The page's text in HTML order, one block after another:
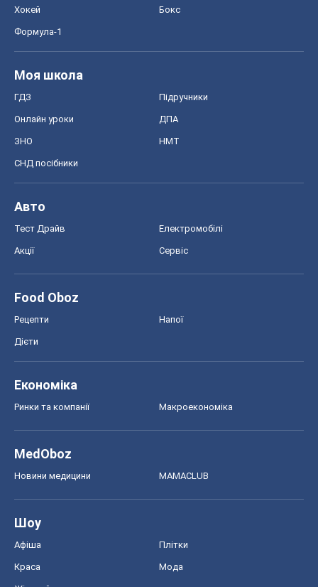
Хокей Бокс
Формула-1
Моя школа
ГДЗ Підручники
Онлайн уроки ДПА
ЗНО НМТ
СНД посібники
Авто
Тест Драйв Електромобілі
Акції Сервіс
Food Oboz
Рецепти Напої
Дієти
Економіка
Ринки та компанії Макроекономіка
MedOboz
Новини медицини MAMACLUB
Шоу
Афіша Плітки
Краса Мода